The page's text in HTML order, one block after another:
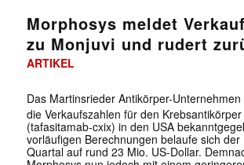
Morphosys meldet
zu Monjuvi und rudert
ARTIKEL
Das Martinsrieder Antikörper-
die Verkaufszahlen für den
(tafasitamab-cxix) in den USA
vorläufigen Berechnungen belaufe sich der
Quartal auf rund 23 Mio. US-Dollar.